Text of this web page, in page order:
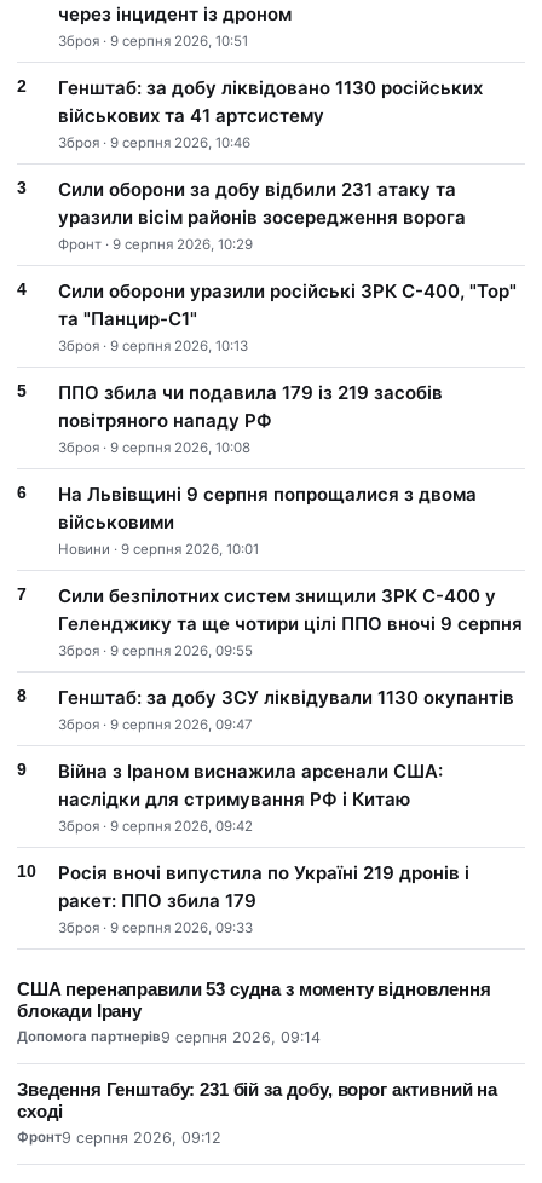
через інцидент із дроном
Зброя · 9 серпня 2026, 10:51
Генштаб: за добу ліквідовано 1130 російських
військових та 41 артсистему
Зброя · 9 серпня 2026, 10:46
Сили оборони за добу відбили 231 атаку та
уразили вісім районів зосередження ворога
Фронт · 9 серпня 2026, 10:29
Сили оборони уразили російські ЗРК С-400, "Тор"
та "Панцир-С1"
Зброя · 9 серпня 2026, 10:13
ППО збила чи подавила 179 із 219 засобів
повітряного нападу РФ
Зброя · 9 серпня 2026, 10:08
На Львівщині 9 серпня попрощалися з двома
військовими
Новини · 9 серпня 2026, 10:01
Сили безпілотних систем знищили ЗРК С-400 у
Геленджику та ще чотири цілі ППО вночі 9 серпня
Зброя · 9 серпня 2026, 09:55
Генштаб: за добу ЗСУ ліквідували 1130 окупантів
Зброя · 9 серпня 2026, 09:47
Війна з Іраном виснажила арсенали США:
наслідки для стримування РФ і Китаю
Зброя · 9 серпня 2026, 09:42
Росія вночі випустила по Україні 219 дронів і
ракет: ППО збила 179
Зброя · 9 серпня 2026, 09:33
США перенаправили 53 судна з моменту відновлення
блокади Ірану
Допомога партнерів9 серпня 2026, 09:14
Зведення Генштабу: 231 бій за добу, ворог активний на
сході
Фронт9 серпня 2026, 09:12